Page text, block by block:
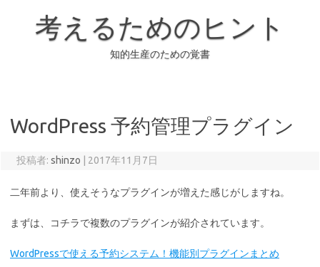
考えるためのヒント
知的生産のための覚書
WordPress 予約管理プラグイン
投稿者: shinzo 2017年11月7日
二年前より、使えそうなプラグインが増えた感じがしますね。
まずは、コチラで複数のプラグインが紹介されています。
WordPressで使える予約システム！機能別プラグインまとめ